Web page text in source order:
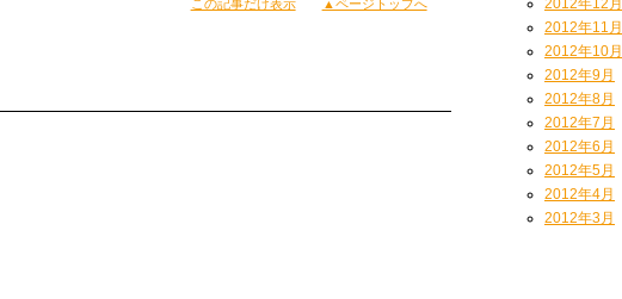
この記事だけ表示 ▲ページトップへ
2012年11月
2012年10月
2012年9月
2012年8月
2012年7月
2012年6月
2012年5月
2012年4月
2012年3月